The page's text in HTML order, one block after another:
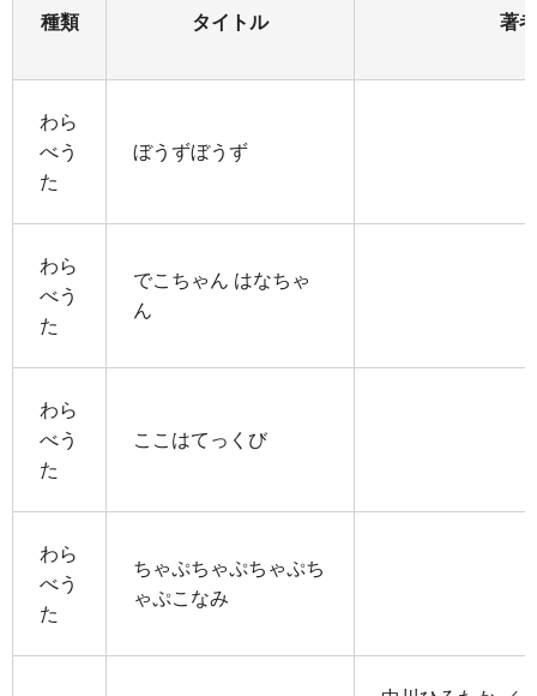
種類 タイトル 著者
わら
べう
た
ぼうずぼうず
わら
べう
た
でこちゃん はなちゃ
ん
わら
べう
た
ここはてっくび
わら
べう
た
ちゃぷちゃぷちゃぷち
ゃぷこなみ